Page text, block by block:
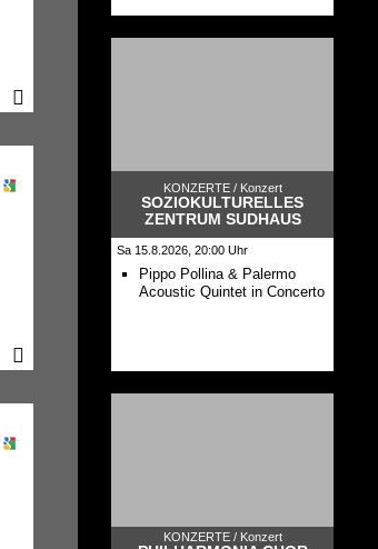
KONZERTE / Konzert
SOZIOKULTURELLES
ZENTRUM SUDHAUS
Sa 15.8.2026, 20:00 Uhr
Pippo Pollina & Palermo
Acoustic Quintet in Concerto
KONZERTE / Konzert